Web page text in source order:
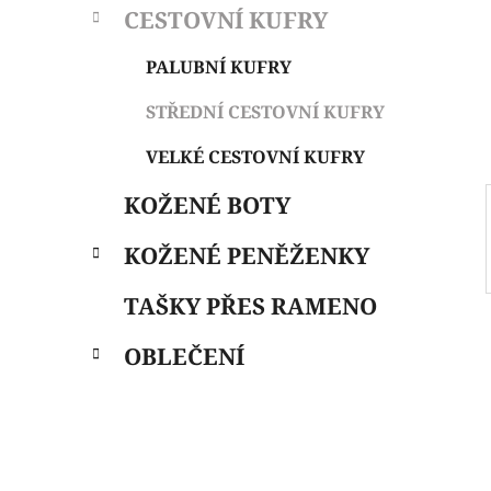
n
i
CESTOVNÍ KUFRY
PALUBNÍ KUFRY
STŘEDNÍ CESTOVNÍ KUFRY
VELKÉ CESTOVNÍ KUFRY
KOŽENÉ BOTY
KOŽENÉ PENĚŽENKY
TAŠKY PŘES RAMENO
OBLEČENÍ